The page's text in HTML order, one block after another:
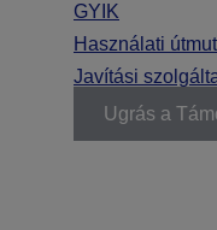
GYIK
Használati
Javítási
Ugrás a